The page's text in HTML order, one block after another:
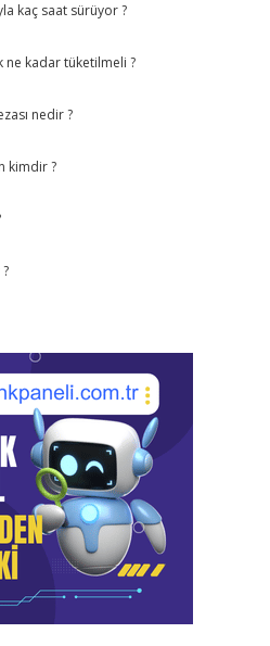
kaç saat sürüyor ?
ne kadar tüketilmeli ?
nedir ?
kimdir ?